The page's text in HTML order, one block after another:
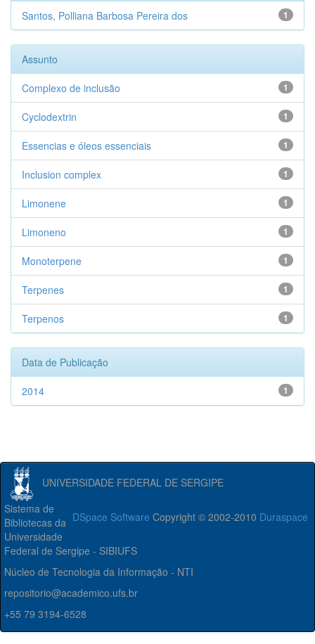
1
Santos, Polliana Barbosa Pereira dos
Assunto
1
Complexo de inclusão
1
Cyclodextrin
1
Essencias e óleos essenciais
1
Inclusion complex
1
Limonene
1
Limoneno
1
Monoterpene
1
Terpenes
1
Terpenos
Data de Publicação
1
2014
UNIVERSIDADE FEDERAL DE SERGIPE
DSpace Software Copyright © 2002-2010 Duraspace
Sistema de
Bibliotecas da
Universidade
Federal de Sergipe - SIBIUFS
Núcleo de Tecnologia da Informação - NTI
repositorio@academico.ufs.br
+55 79 3194-6528